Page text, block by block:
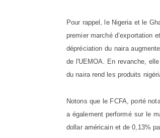
Pour rappel, le Nigeria et le
premier marché d’exportation
dépréciation du naira
de l'UEMOA. En revanche,
du naira rend les produits
Notons que le FCFA, porté
a également performé sur le
dollar américain et de 0,13%